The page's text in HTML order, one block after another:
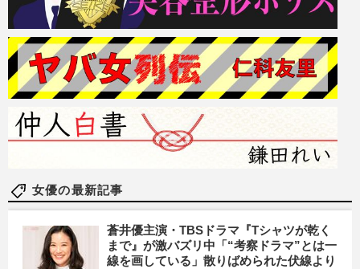
女優の最新記事
蒼井優主演・TBSドラマ『Tシャツが乾く
まで』が激バズリ中「“考察ドラマ”とは一
線を画している」散りばめられた伏線より